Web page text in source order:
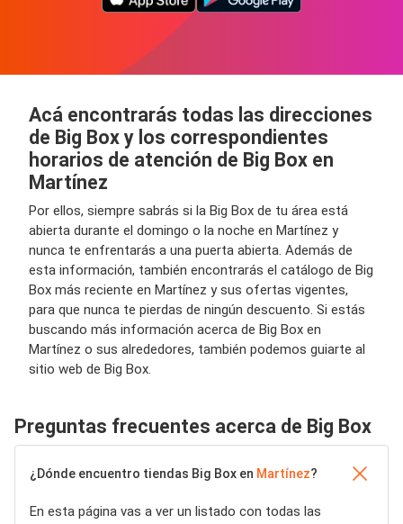
Acá encontrarás todas las direcciones
de Big Box y los correspondientes
horarios de atención de Big Box en
Martínez
Por ellos, siempre sabrás si la Big Box de tu área está
abierta durante el domingo o la noche en Martínez y
nunca te enfrentarás a una puerta abierta. Además de
esta información, también encontrarás el catálogo de Big
Box más reciente en Martínez y sus ofertas vigentes,
para que nunca te pierdas de ningún descuento. Si estás
buscando más información acerca de Big Box en
Martínez o sus alrededores, también podemos guiarte al
sitio web de Big Box.
Preguntas frecuentes acerca de Big Box
¿Dónde encuentro tiendas Big Box en Martínez?
En esta página vas a ver un listado con todas las